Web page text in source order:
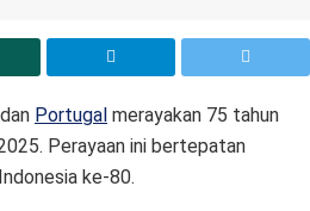
dan Portugal merayakan 75 tahun
Perayaan ini bertepatan
ke-80.